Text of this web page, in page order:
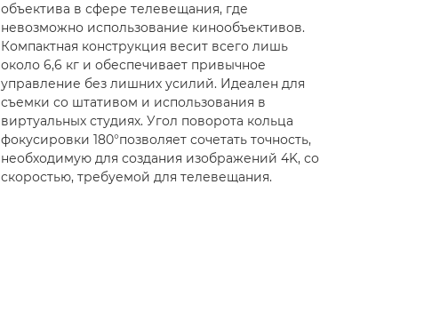
объектива в сфере телевещания, где
невозможно использование кинообъективов.
Компактная конструкция весит всего лишь
около 6,6 кг и обеспечивает привычное
управление без лишних усилий. Идеален для
съемки со штативом и использования в
виртуальных студиях. Угол поворота кольца
фокусировки 180°позволяет сочетать точность,
необходимую для создания изображений 4K, со
скоростью, требуемой для телевещания.